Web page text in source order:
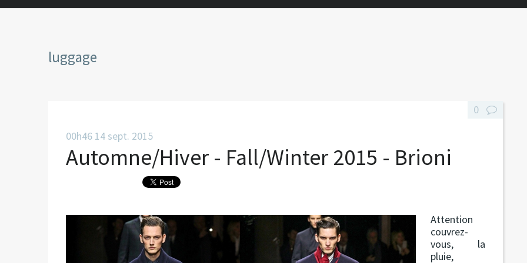
luggage
00h46 14 sept. 2015
Automne/Hiver - Fall/Winter 2015 - Brioni
Attention
couvrez-
vous, la
pluie,
0